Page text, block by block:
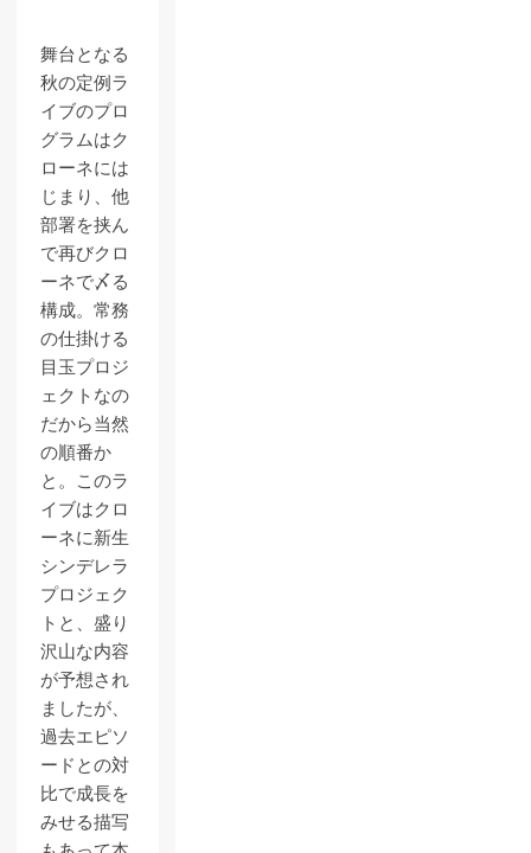
舞台となる
秋の定例ラ
イブのプロ
グラムはク
ローネには
じまり、他
部署を挟ん
で再びクロ
ーネで〆る
構成。常務
の仕掛ける
目玉プロジ
ェクトなの
だから当然
の順番か
と。このラ
イブはクロ
ーネに新生
シンデレラ
プロジェク
トと、盛り
沢山な内容
が予想され
ましたが、
過去エピソ
ードとの対
比で成長を
みせる描写